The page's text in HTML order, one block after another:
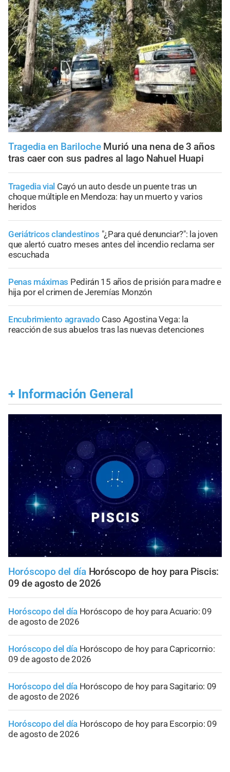
Tragedia en Bariloche Murió una nena de 3 años
tras caer con sus padres al lago Nahuel Huapi
Tragedia vial Cayó un auto desde un puente tras un
choque múltiple en Mendoza: hay un muerto y varios
heridos
Geriátricos clandestinos "¿Para qué denunciar?": la joven
que alertó cuatro meses antes del incendio reclama ser
escuchada
Penas máximas Pedirán 15 años de prisión para madre e
hija por el crimen de Jeremías Monzón
Encubrimiento agravado Caso Agostina Vega: la
reacción de sus abuelos tras las nuevas detenciones
+ Información General
Horóscopo del día Horóscopo de hoy para Piscis:
09 de agosto de 2026
Horóscopo del día Horóscopo de hoy para Acuario: 09
de agosto de 2026
Horóscopo del día Horóscopo de hoy para Capricornio:
09 de agosto de 2026
Horóscopo del día Horóscopo de hoy para Sagitario: 09
de agosto de 2026
Horóscopo del día Horóscopo de hoy para Escorpio: 09
de agosto de 2026